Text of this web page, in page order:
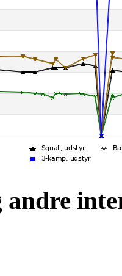
andre